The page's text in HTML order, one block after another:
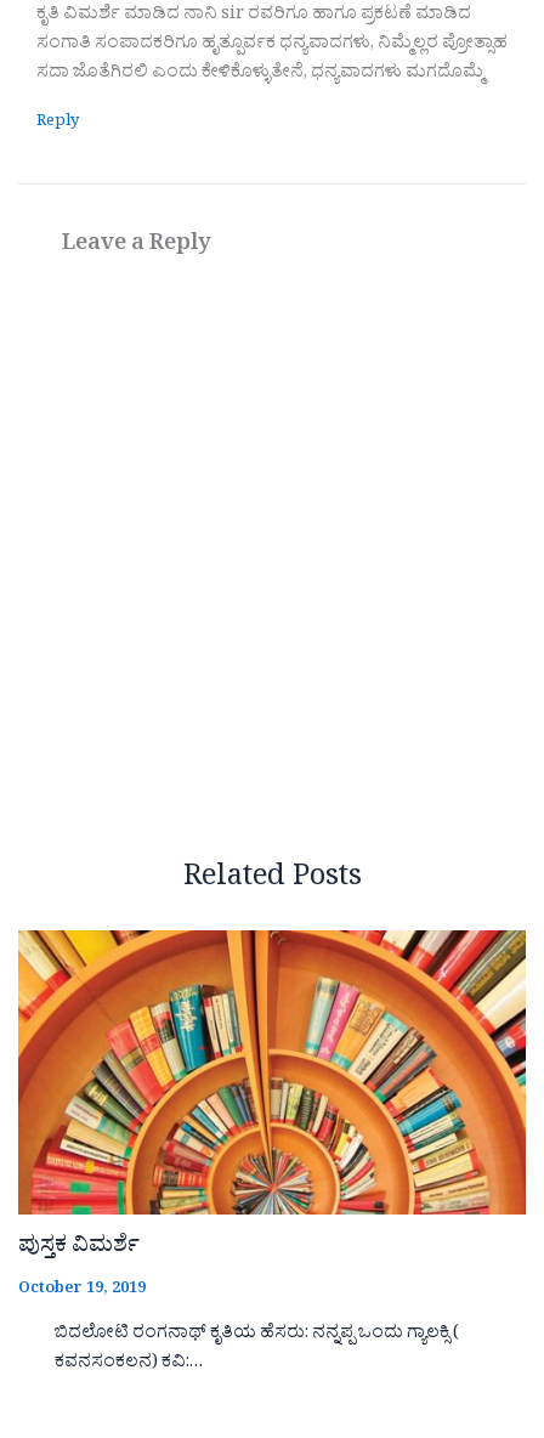
ಕೃತಿ ವಿಮರ್ಶೆ ಮಾಡಿದ ನಾನಿ sir ರವರಿಗೂ ಹಾಗೂ ಪ್ರಕಟಣೆ ಮಾಡಿದ
ಸಂಗಾತಿ ಸಂಪಾದಕರಿಗೂ ಹೃತ್ಪೂರ್ವಕ ಧನ್ಯವಾದಗಳು, ನಿಮ್ಮೆಲ್ಲರ ಪ್ರೋತ್ಸಾಹ
ಸದಾ ಜೊತೆಗಿರಲಿ ಎಂದು ಕೇಳಿಕೊಳ್ಳುತೇನೆ, ಧನ್ಯವಾದಗಳು ಮಗದೊಮ್ಮೆ
Reply
Leave a Reply
Related Posts
ಪುಸ್ತಕ ವಿಮರ್ಶೆ
October 19, 2019
ಬಿದಲೋಟಿ ರಂಗನಾಥ್ ಕೃತಿಯ ಹೆಸರು: ನನ್ನಪ್ಪ ಒಂದು ಗ್ಯಾಲಕ್ಸಿ (
ಕವನಸಂಕಲನ) ಕವಿ:…